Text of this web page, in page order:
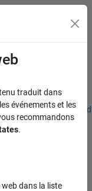
de nos bureaux
du menu
traduit dans
événements et les
recommandons
.
dans la liste